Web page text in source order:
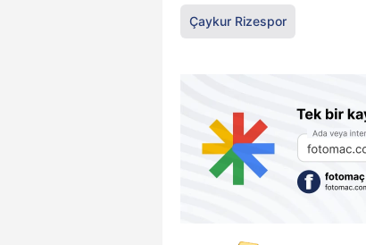
Çaykur Rizespor